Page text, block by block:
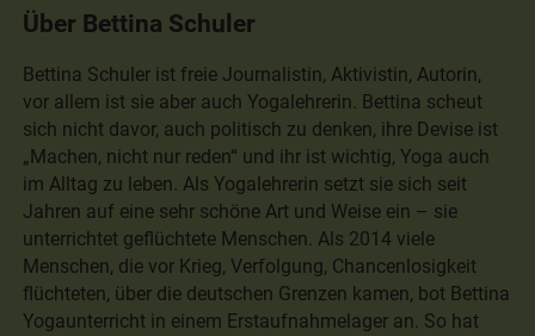
Über Bettina Schuler
Bettina Schuler ist freie Journalistin, Aktivistin, Autorin,
vor allem ist sie aber auch Yogalehrerin. Bettina scheut
sich nicht davor, auch politisch zu denken, ihre Devise ist
„Machen, nicht nur reden“ und ihr ist wichtig, Yoga auch
im Alltag zu leben. Als Yogalehrerin setzt sie sich seit
Jahren auf eine sehr schöne Art und Weise ein – sie
unterrichtet geflüchtete Menschen. Als 2014 viele
Menschen, die vor Krieg, Verfolgung, Chancenlosigkeit
flüchteten, über die deutschen Grenzen kamen, bot Bettina
Yogaunterricht in einem Erstaufnahmelager an. So hat